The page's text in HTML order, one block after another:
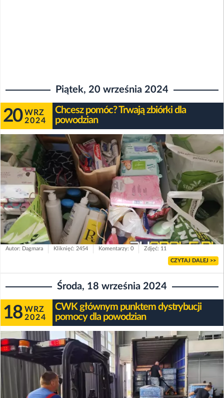
Piątek, 20 września 2024
20 WRZ
2024
Chcesz pomóc? Trwają zbiórki dla
powodzian
Autor: Dagmara Kliknięć: 2454 Komentarzy: 0 Zdjęć: 11
CZYTAJ DALEJ >>
Środa, 18 września 2024
18 WRZ
2024
CWK głównym punktem dystrybucji
pomocy dla powodzian